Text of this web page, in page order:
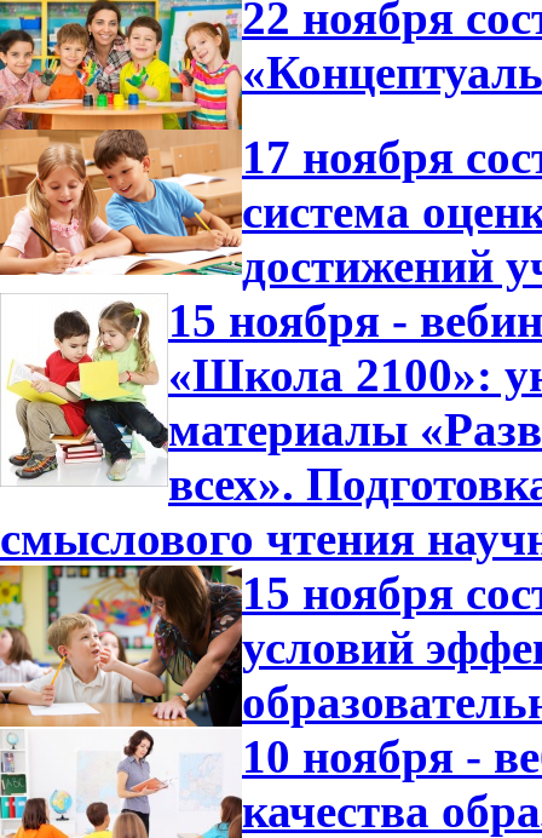
22 ноября
17 ноября
система
достижений
15 ноября -
«Школа 2100»:
материалы
всех».
смыслового чтения
15 ноября
условий
10 ноября -
качества